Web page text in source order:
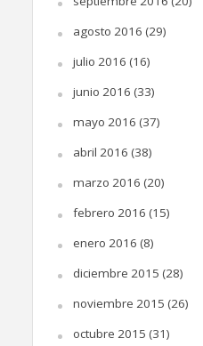
agosto 2016 (29)
julio 2016 (16)
junio 2016 (33)
mayo 2016 (37)
abril 2016 (38)
marzo 2016 (20)
febrero 2016 (15)
enero 2016 (8)
diciembre 2015 (28)
noviembre 2015 (26)
octubre 2015 (31)